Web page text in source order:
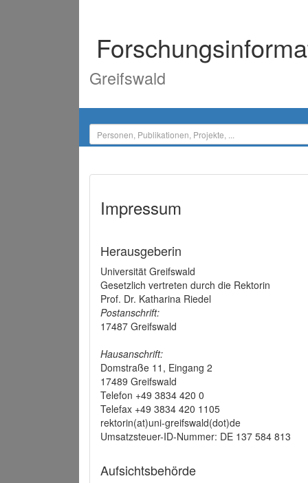
Greifswald
Impressum
Herausgeberin
Universität Greifswald
Gesetzlich vertreten durch die Rektorin
Prof. Dr. Katharina Riedel
Postanschrift:
17487 Greifswald
Hausanschrift:
Domstraße 11, Eingang 2
17489 Greifswald
Telefon +49 3834 420 0
Telefax +49 3834 420 1105
rektorin(at)uni-greifswald(dot)de
Umsatzsteuer-ID-Nummer: DE 137 584 813
Aufsichtsbehörde